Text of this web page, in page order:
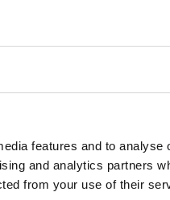
features and to analyse
and analytics partners
from your use of their
Met zijn textuur en
vanaf het begin een
De serie is nu
is gestart!
designmeubelen van
Onder andere showroommodellen
Artisanzijn nu extra voordelig